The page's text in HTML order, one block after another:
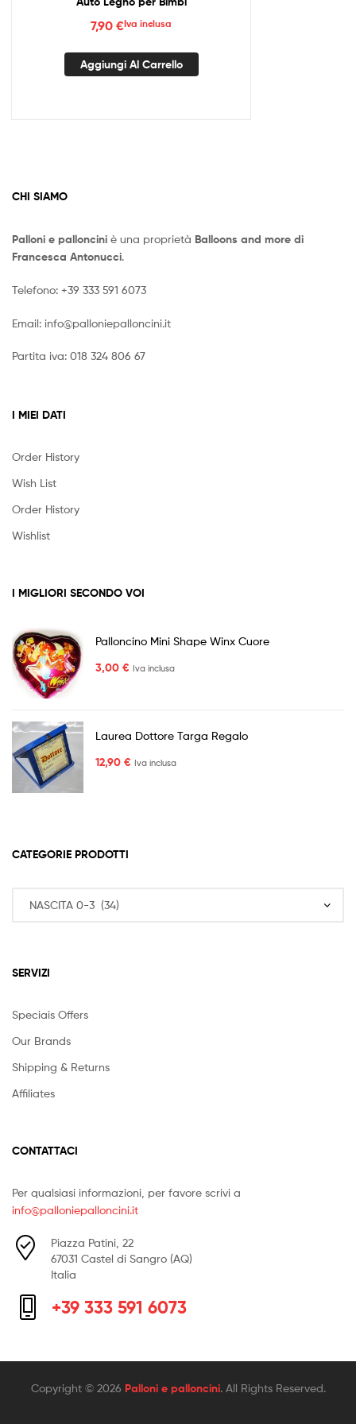
7,90 €Iva inclusa
Aggiungi Al Carrello
CHI SIAMO
Palloni e palloncini è una proprietà Balloons and more di
Francesca Antonucci.
Telefono: +39 333 591 6073
Email: info@palloniepalloncini.it
Partita iva: 018 324 806 67
I MIEI DATI
Order History
Wish List
Order History
Wishlist
I MIGLIORI SECONDO VOI
Palloncino Mini Shape Winx Cuore
3,00 € Iva inclusa
Laurea Dottore Targa Regalo
12,90 € Iva inclusa
CATEGORIE PRODOTTI
SERVIZI
Speciais Offers
Our Brands
Shipping & Returns
Affiliates
CONTATTACI
Per qualsiasi informazioni, per favore scrivi a
info@palloniepalloncini.it
Piazza Patini, 22
67031 Castel di Sangro (AQ)
Italia
+39 333 591 6073
Copyright © 2026 Palloni e palloncini. All Rights Reserved.